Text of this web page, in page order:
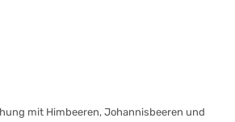
mit Himbeeren, Johannisbeeren und